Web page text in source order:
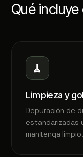
Qué
🧹
Limpieza y
Depuración de
estandarizadas
mantenga limpio.